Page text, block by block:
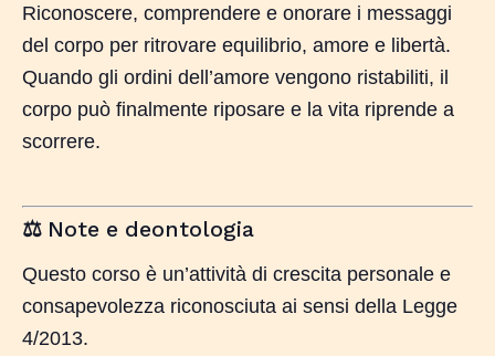
Riconoscere, comprendere e onorare i messaggi
del corpo per ritrovare equilibrio, amore e libertà.
Quando gli ordini dell’amore vengono ristabiliti, il
corpo può finalmente riposare e la vita riprende a
scorrere.
⚖️ Note e deontologia
Questo corso è un’attività di crescita personale e
consapevolezza riconosciuta ai sensi della Legge
4/2013.